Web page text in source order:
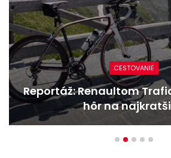
CESTOVANIE
Reportáž: Renaultom Trafic
hôr na najkratšie…